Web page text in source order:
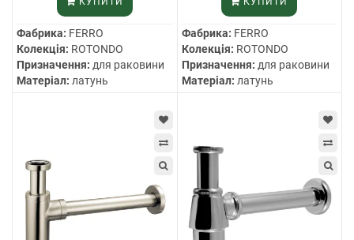
Фабрика: FERRO
Колекція: ROTONDO
Призначення: для раковини
Матеріал: латунь
Фабрика: FERRO
Колекція: ROTONDO
Призначення: для раковини
Матеріал: латунь